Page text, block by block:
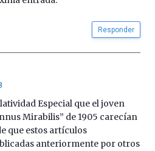
Responder
Especial que el joven
Mirabilis” de 1905 carecían
que estos artículos
anteriormente por otros